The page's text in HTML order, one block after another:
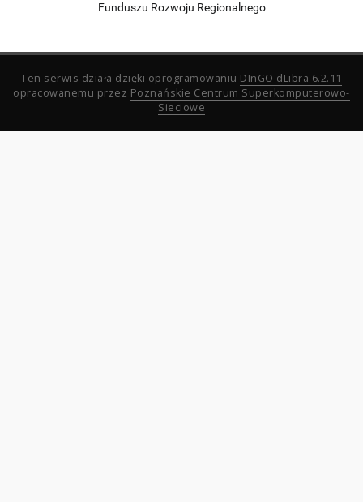
Funduszu Rozwoju Regionalnego
Ten serwis działa dzięki oprogramowaniu DInGO dLibra 6.2.11
opracowanemu przez Poznańskie Centrum Superkomputerowo-
Sieciowe